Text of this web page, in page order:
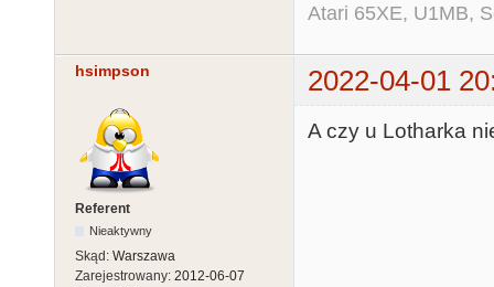
Atari 65XE, U1MB,
hsimpson 2022-04-01
Referent
Nieaktywny
Skąd: Warszawa
Zarejestrowany: 2012-06-07
A czy u Lotharka